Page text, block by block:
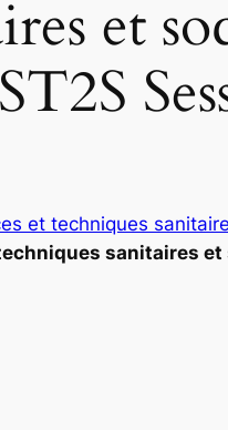
et
et techniques
sanitaires et